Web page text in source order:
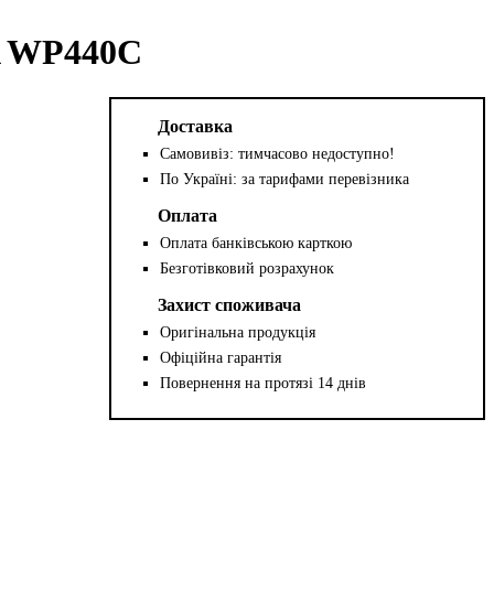
Доставка
Самовивіз: тимчасово недоступно!
По Україні: за тарифами перевізника
Оплата
Оплата банківською карткою
Безготівковий розрахунок
Захист споживача
Оригінальна продукція
Офіційна гарантія
Повернення на протязі 14 днів